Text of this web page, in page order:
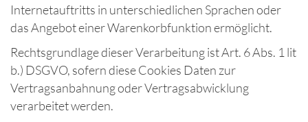
Internetauftritts in unterschiedlichen Sprachen oder
das Angebot einer Warenkorbfunktion ermöglicht.
Rechtsgrundlage dieser Verarbeitung ist Art. 6 Abs. 1 lit
b.) DSGVO, sofern diese Cookies Daten zur
Vertragsanbahnung oder Vertragsabwicklung
verarbeitet werden.